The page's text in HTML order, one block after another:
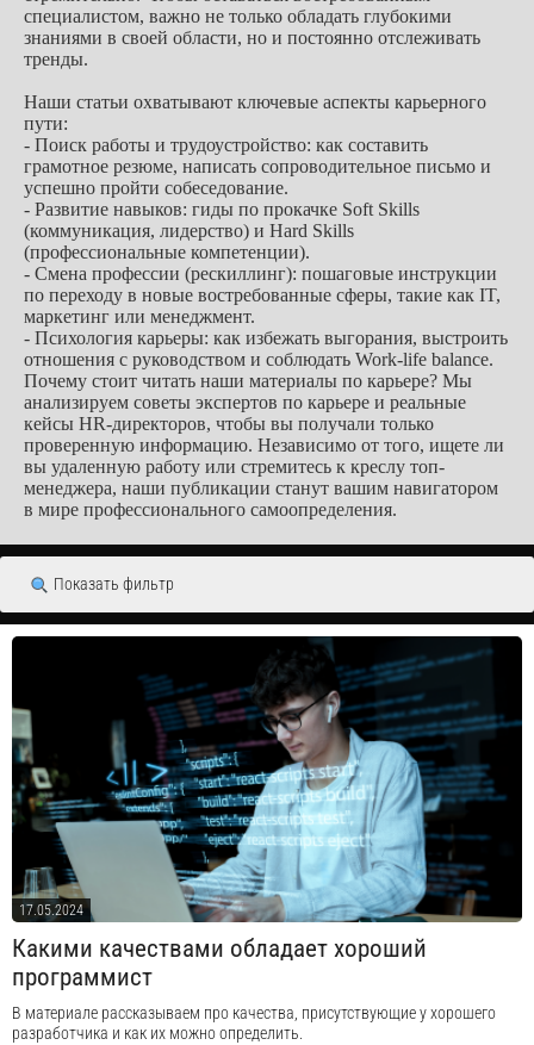
специалистом, важно не только обладать глубокими
знаниями в своей области, но и постоянно отслеживать
тренды.
Наши статьи охватывают ключевые аспекты карьерного
пути:
- Поиск работы и трудоустройство: как составить
грамотное резюме, написать сопроводительное письмо и
успешно пройти собеседование.
- Развитие навыков: гиды по прокачке Soft Skills
(коммуникация, лидерство) и Hard Skills
(профессиональные компетенции).
- Смена профессии (рескиллинг): пошаговые инструкции
по переходу в новые востребованные сферы, такие как IT,
маркетинг или менеджмент.
- Психология карьеры: как избежать выгорания, выстроить
отношения с руководством и соблюдать Work-life balance.
Почему стоит читать наши материалы по карьере? Мы
анализируем советы экспертов по карьере и реальные
кейсы HR-директоров, чтобы вы получали только
проверенную информацию. Независимо от того, ищете ли
вы удаленную работу или стремитесь к креслу топ-
менеджера, наши публикации станут вашим навигатором
в мире профессионального самоопределения.
Показать фильтр
17.05.2024
Какими качествами обладает хороший
программист
В материале рассказываем про качества, присутствующие у хорошего
разработчика и как их можно определить.